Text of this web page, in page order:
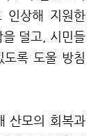
인상해 지원한
을 덜고 시민들
록 도울 방침
산모의 회복과